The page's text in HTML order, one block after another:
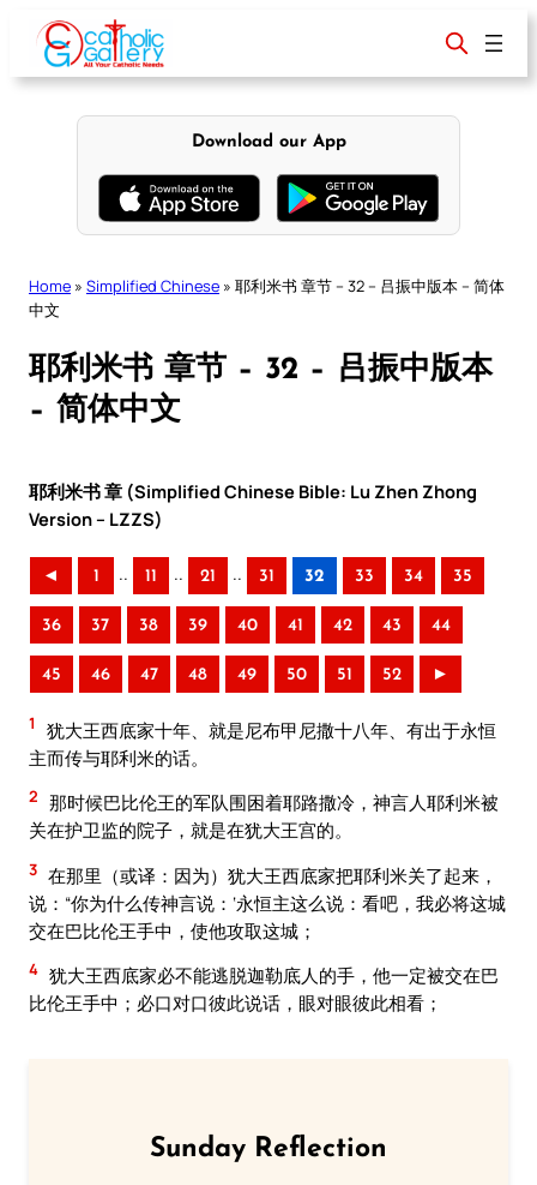
content
Download our App
Home » Simplified Chinese » 耶利米书 章节 – 32 – 吕振中版本 – 简体
中文
耶利米书 章节 – 32 – 吕振中版本
– 简体中文
耶利米书 章 (Simplified Chinese Bible: Lu Zhen Zhong
Version – LZZS)
◄ 1 .. 11 .. 21 .. 31 32 33 34 35
36 37 38 39 40 41 42 43 44
45 46 47 48 49 50 51 52 ►
1
犹大王西底家十年、就是尼布甲尼撒十八年、有出于永恒
主而传与耶利米的话。
2 那时候巴比伦王的军队围困着耶路撒冷，神言人耶利米被
关在护卫监的院子，就是在犹大王宫的。
3 在那里（或译：因为）犹大王西底家把耶利米关了起来，
说：“你为什么传神言说：‘永恒主这么说：看吧，我必将这城
交在巴比伦王手中，使他攻取这城；
4 犹大王西底家必不能逃脱迦勒底人的手，他一定被交在巴
比伦王手中；必口对口彼此说话，眼对眼彼此相看；
Sunday Reflection